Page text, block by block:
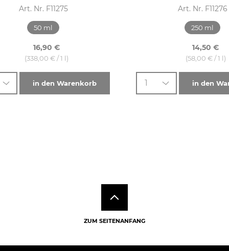
Art. Nr. F11275
50 ml
16,90 €
(338,00 € / 1 l)
in den Warenkorb
Art. Nr. F11276
250 ml
14,50 €
(58,00 € / 1 l)
1 in den
ZUM SEITENANFANG